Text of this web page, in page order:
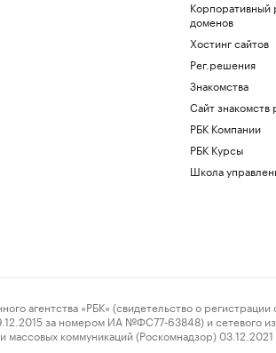
Корпоративный
доменов
Хостинг сайтов
Рег.решения
Знакомства
Сайт
РБК Компании
РБК Курсы
Школа
«РБК» (свидетельство о регистрации
за номером ИА №ФС77-63848) и сетевого
коммуникаций (Роскомнадзор)